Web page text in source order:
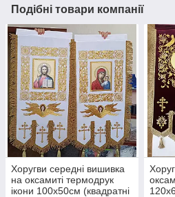
Подібні товари компанії
Хоругви середні вишивка
на оксамиті термодрук
ікони 100х50см (квадратні